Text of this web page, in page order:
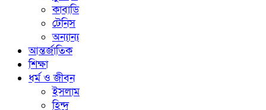
কাবাডি
টেনিস
অন্যান্য
আন্তর্জাতিক
শিক্ষা
ধর্ম ও জীবন
ইসলাম
হিন্দু